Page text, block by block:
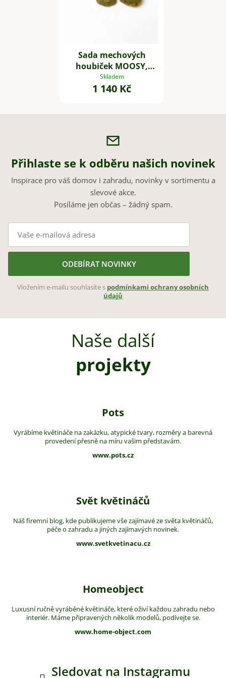
Sada mechových
houbiček MOOSY,
plast, zelená
Skladem
1 140 Kč
Přihlaste se k odběru našich novinek
Inspirace pro váš domov i zahradu, novinky v sortimentu a
slevové akce.
Posíláme jen občas – žádný spam.
ODEBÍRAT NOVINKY
Vložením e-mailu souhlasíte s podmínkami ochrany osobních
údajů
Naše další
projekty
Pots
Vyrábíme květináče na zakázku, atypické tvary, rozměry a barevná
provedení přesně na míru vašim představám.
www.pots.cz
Svět květináčů
Náš firemní blog, kde publikujeme vše zajímavé ze světa květináčů,
péče o zahradu a jiných zajímavých novinek.
www.svetkvetinacu.cz
Homeobject
Luxusní ručně vyráběné květináče, které oživí každou zahradu nebo
interiér. Máme připravených několik modelů, podívejte se.
www.home-object.com
Sledovat na Instagramu